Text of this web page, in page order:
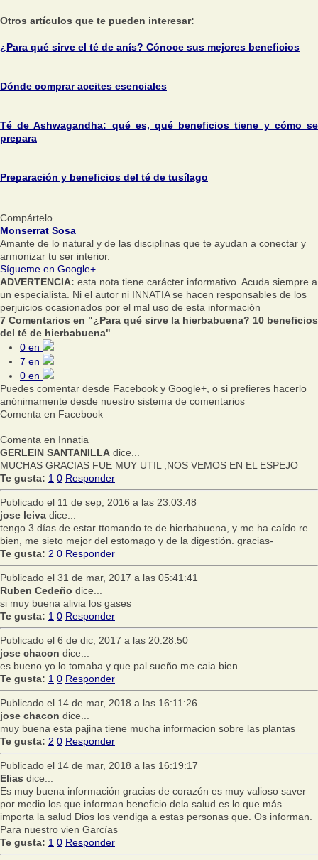
Otros artículos que te pueden interesar:
¿Para qué sirve el té de anís? Cónoce sus mejores beneficios
Dónde comprar aceites esenciales
Té de Ashwagandha: qué es, qué beneficios tiene y cómo se
prepara
Preparación y beneficios del té de tusílago
Compártelo
Monserrat Sosa
Amante de lo natural y de las disciplinas que te ayudan a conectar y
armonizar tu ser interior.
Sígueme en Google+
ADVERTENCIA: esta nota tiene carácter informativo. Acuda siempre a
un especialista. Ni el autor ni INNATIA se hacen responsables de los
perjuicios ocasionados por el mal uso de esta información
7 Comentarios en "¿Para qué sirve la hierbabuena? 10 beneficios
del té de hierbabuena"
0 en
7 en
0 en
Puedes comentar desde Facebook y Google+, o si prefieres hacerlo
anónimamente desde nuestro sistema de comentarios
Comenta en Facebook
Comenta en Innatia
GERLEIN SANTANILLA dice...
MUCHAS GRACIAS FUE MUY UTIL ,NOS VEMOS EN EL ESPEJO
Te gusta: 1 0 Responder
Publicado el 11 de sep, 2016 a las 23:03:48
jose leiva dice...
tengo 3 días de estar ttomando te de hierbabuena, y me ha caído re
bien, me sieto mejor del estomago y de la digestión. gracias-
Te gusta: 2 0 Responder
Publicado el 31 de mar, 2017 a las 05:41:41
Ruben Cedeño dice...
si muy buena alivia los gases
Te gusta: 1 0 Responder
Publicado el 6 de dic, 2017 a las 20:28:50
jose chacon dice...
es bueno yo lo tomaba y que pal sueño me caia bien
Te gusta: 1 0 Responder
Publicado el 14 de mar, 2018 a las 16:11:26
jose chacon dice...
muy buena esta pajina tiene mucha informacion sobre las plantas
Te gusta: 2 0 Responder
Publicado el 14 de mar, 2018 a las 16:19:17
Elias dice...
Es muy buena información gracias de corazón es muy valioso saver
por medio los que informan beneficio dela salud es lo que más
importa la salud Dios los vendiga a estas personas que. Os informan.
Para nuestro vien Garcías
Te gusta: 1 0 Responder